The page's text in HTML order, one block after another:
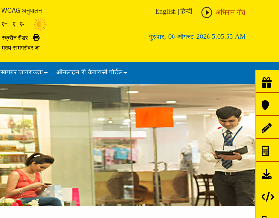
WCAG अनुपालन
ए+ ए ए-
स्क्रीन रीडर
Print
मुख्य सामग्रीवर जा
अभिमान गीत
English हिन्दी
गुरुवार, 06-ऑगस्ट-2026 5:05:56 AM
सायबर जागरुकता ऑनलाइन री-केवायसी पोर्टल